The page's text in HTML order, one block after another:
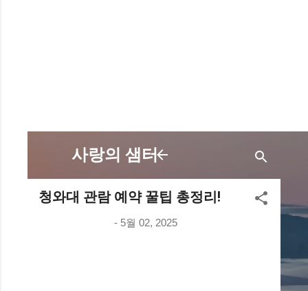
사랑의 샘터
청와대 관람 예약 꿀팁 총정리!
- 5월 02, 2025